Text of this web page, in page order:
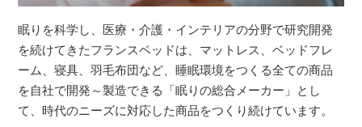
眠りを科学し、医療・介護・インテリアの分野で研究開発
を続けてきたフランスベッドは、マットレス、ベッドフレ
ーム、寝具、羽毛布団など、睡眠環境をつくる全ての商品
を自社で開発～製造できる「眠りの総合メーカー」とし
て、時代のニーズに対応した商品をつくり続けています。